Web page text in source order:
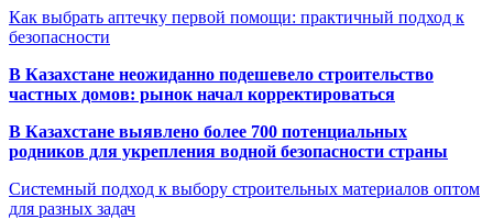
Как выбрать аптечку первой помощи: практичный подход к
безопасности
В Казахстане неожиданно подешевело строительство
частных домов: рынок начал корректироваться
В Казахстане выявлено более 700 потенциальных
родников для укрепления водной безопасности страны
Системный подход к выбору строительных материалов оптом
для разных задач